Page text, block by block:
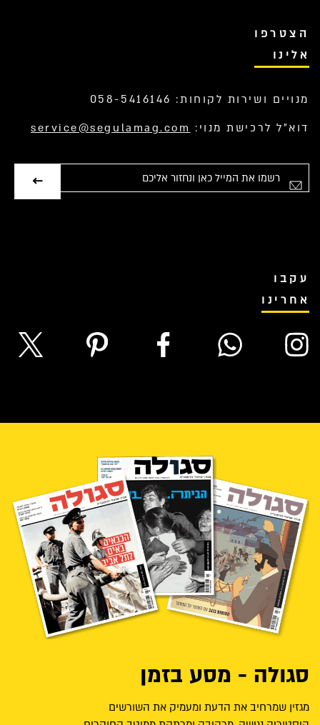
הצטרפו
אלינו
מנויים ושירות לקוחות: 058-5416146
דוא”ל לרכישת מנוי: service@segulamag.com
עקבו
אחרינו
סגולה - מסע בזמן
מגזין שמרחיב את הדעת ומעמיק את השורשים